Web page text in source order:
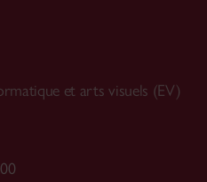
et arts visuels (EV)